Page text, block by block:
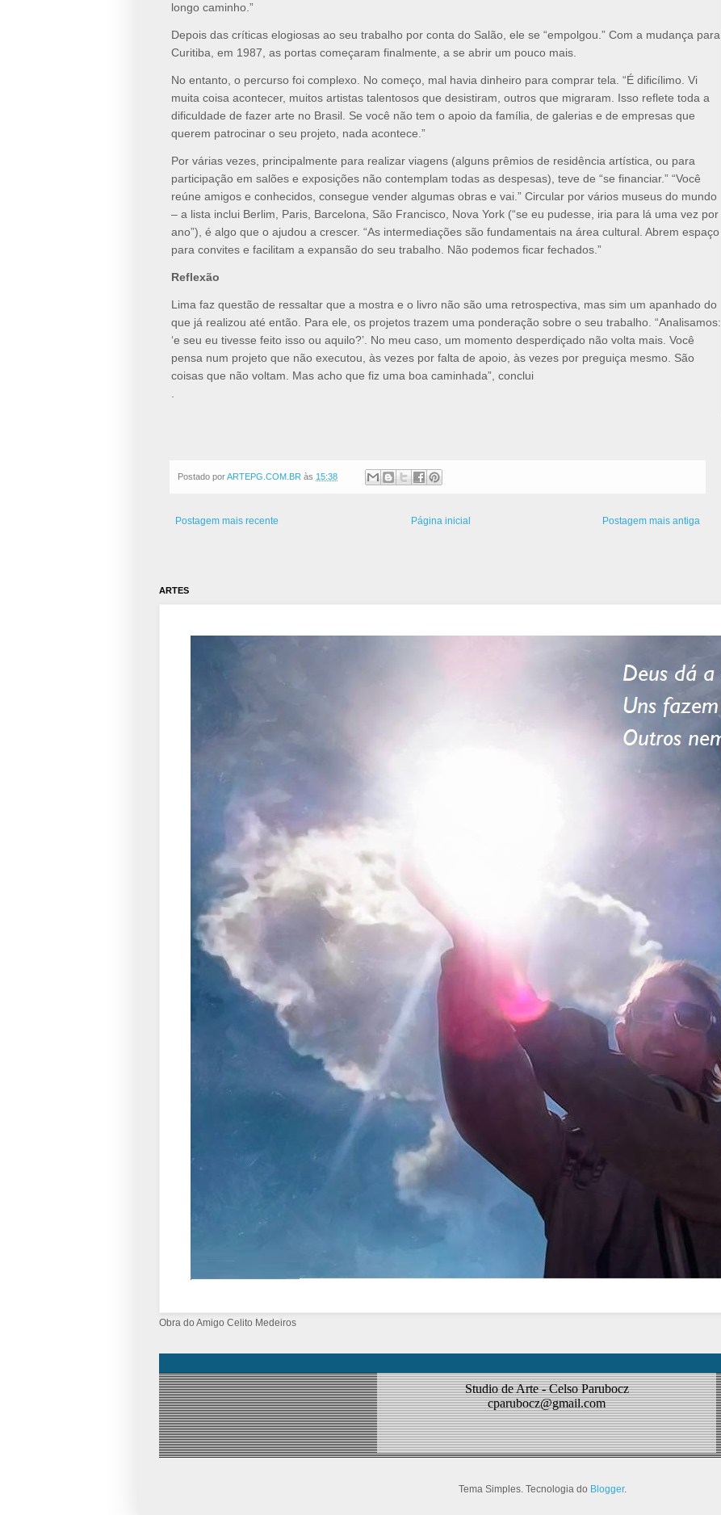
longo caminho.”
Depois das críticas elogiosas ao seu trabalho por conta do Salão, ele se “empolgou.” Com a mudança para
Curitiba, em 1987, as portas começaram finalmente, a se abrir um pouco mais.
No entanto, o percurso foi complexo. No começo, mal havia dinheiro para comprar tela. “É dificílimo. Vi
muita coisa acontecer, muitos artistas talentosos que desistiram, outros que migraram. Isso reflete toda a
dificuldade de fazer arte no Brasil. Se você não tem o apoio da família, de galerias e de empresas que
querem patrocinar o seu projeto, nada acontece.”
Por várias vezes, principalmente para realizar viagens (alguns prêmios de residência artística, ou para
participação em salões e exposições não contemplam todas as despesas), teve de “se financiar.” “Você
reúne amigos e conhecidos, consegue vender algumas obras e vai.” Circular por vários museus do mundo
– a lista inclui Berlim, Paris, Barcelona, São Francisco, Nova York (“se eu pudesse, iria para lá uma vez por
ano”), é algo que o ajudou a crescer. “As intermediações são fundamentais na área cultural. Abrem espaço
para convites e facilitam a expansão do seu trabalho. Não podemos ficar fechados.”
Reflexão
Lima faz questão de ressaltar que a mostra e o livro não são uma retrospectiva, mas sim um apanhado do
que já realizou até então. Para ele, os projetos trazem uma ponderação sobre o seu trabalho. “Analisamos:
‘e seu eu tivesse feito isso ou aquilo?’. No meu caso, um momento desperdiçado não volta mais. Você
pensa num projeto que não executou, às vezes por falta de apoio, às vezes por preguiça mesmo. São
coisas que não voltam. Mas acho que fiz uma boa caminhada”, conclui
.
Postado porARTEPG.COM.BR às 15:38
Postagem mais recente Postagem mais antiga
Página inicial
ARTES
Obra do Amigo Celito Medeiros
Studio de Arte - Celso Parubocz
cparubocz@gmail.com
Tema Simples. Tecnologia do Blogger.